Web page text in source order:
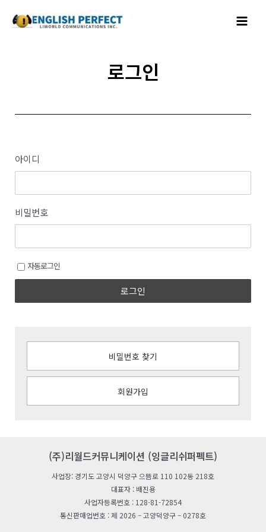
건너뛰기
Menu
로그인
아이디
비밀번호
자동로그인
로그인
비밀번호 찾기
회원가입
(주)리월드커뮤니케이션 (잉글리쉬퍼펙트)
사업장: 경기도 고양시 덕양구 으뜸로 110 102동 218호
대표자 : 배진용
사업자등록번호 : 128-81-72854
통신판매업번호 : 제 2026 – 고양덕양구 – 0278호